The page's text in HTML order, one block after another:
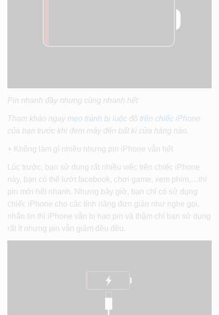
Pin nhanh đầy nhưng cũng nhanh hết
Tham khảo ngay mẹo tránh bị luộc đồ trên chiếc iPhone
của bạn trước khi đem máy đến bất kì cửa hàng nào.
+ Không làm gì nhiều nhưng pin iPhone vẫn hết
Lúc trước, bạn sử dụng rất nhiều việc trên chiếc iPhone
này, bạn có thể lướt facebook, chơi game, xem phim,…thì
pin mới hết nhanh. Nhưng bây giờ, bạn chỉ có sử dụng
chiếc iPhone cho các tính năng đơn giản như nghe gọi,
nhắn tin thì iPhone vẫn bị hao pin và thậm chí bạn sử dụng
rất ít nhưng pin vẫn giảm đều đều.